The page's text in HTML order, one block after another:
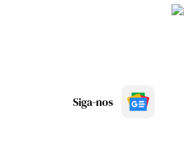
Siga-nos